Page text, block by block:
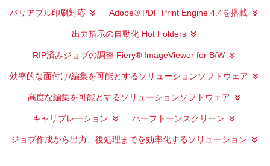
バリアブル印刷対応 Adobe® PDF Print Engine 4.4を搭載
出力指示の自動化 Hot Folders
RIP済みジョブの調整 Fiery® ImageViewer for B/W
効率的な面付け/編集を可能とするソリューションソフトウェア
高度な編集を可能とするソリューションソフトウェア
キャリブレーション ハーフトーンスクリーン
ジョブ作成から出力、後処理までを効率化するソリューション